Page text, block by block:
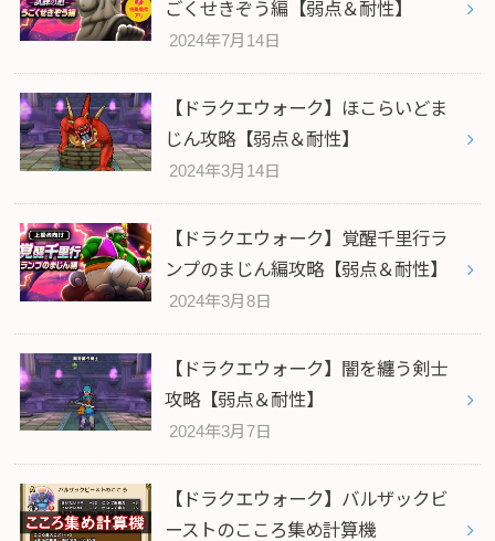
ごくせきぞう編【弱点＆耐性】
2024年7月14日
【ドラクエウォーク】ほこらいどま
じん攻略【弱点＆耐性】
2024年3月14日
【ドラクエウォーク】覚醒千里行ラ
ンプのまじん編攻略【弱点＆耐性】
2024年3月8日
【ドラクエウォーク】闇を纏う剣士
攻略【弱点＆耐性】
2024年3月7日
【ドラクエウォーク】バルザックビ
ーストのこころ集め計算機